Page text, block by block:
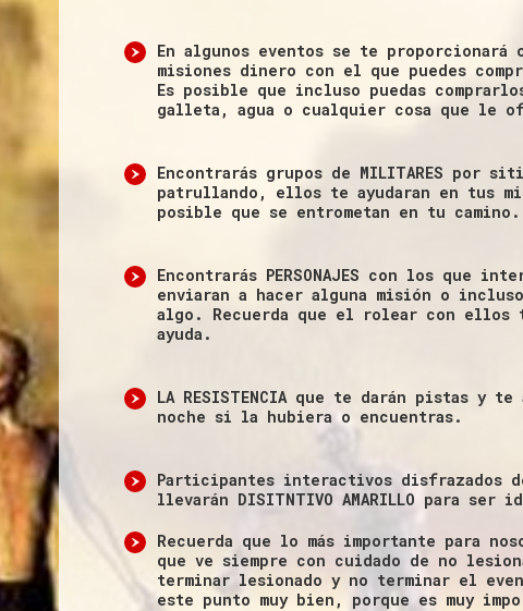
En algunos eventos se te proporcionará
misiones dinero con el que puedes comprar
Es posible que incluso puedas
galleta, agua o cualquier cosa que le
Encontrarás grupos de MILITARES por
patrullando, ellos te ayudaran en tus
posible que se entrometan en tu camino.
Encontrarás PERSONAJES con los que
enviaran a hacer alguna misión o
algo. Recuerda que el rolear con ellos
ayuda.
LA RESISTENCIA que te darán pistas y
noche si la hubiera o encuentras.
Participantes interactivos disfrazados de
llevarán DISITNTIVO AMARILLO para ser
Recuerda que lo más importante para
que ve siempre con cuidado de no
terminar lesionado y no terminar el
este punto muy bien, porque es muy